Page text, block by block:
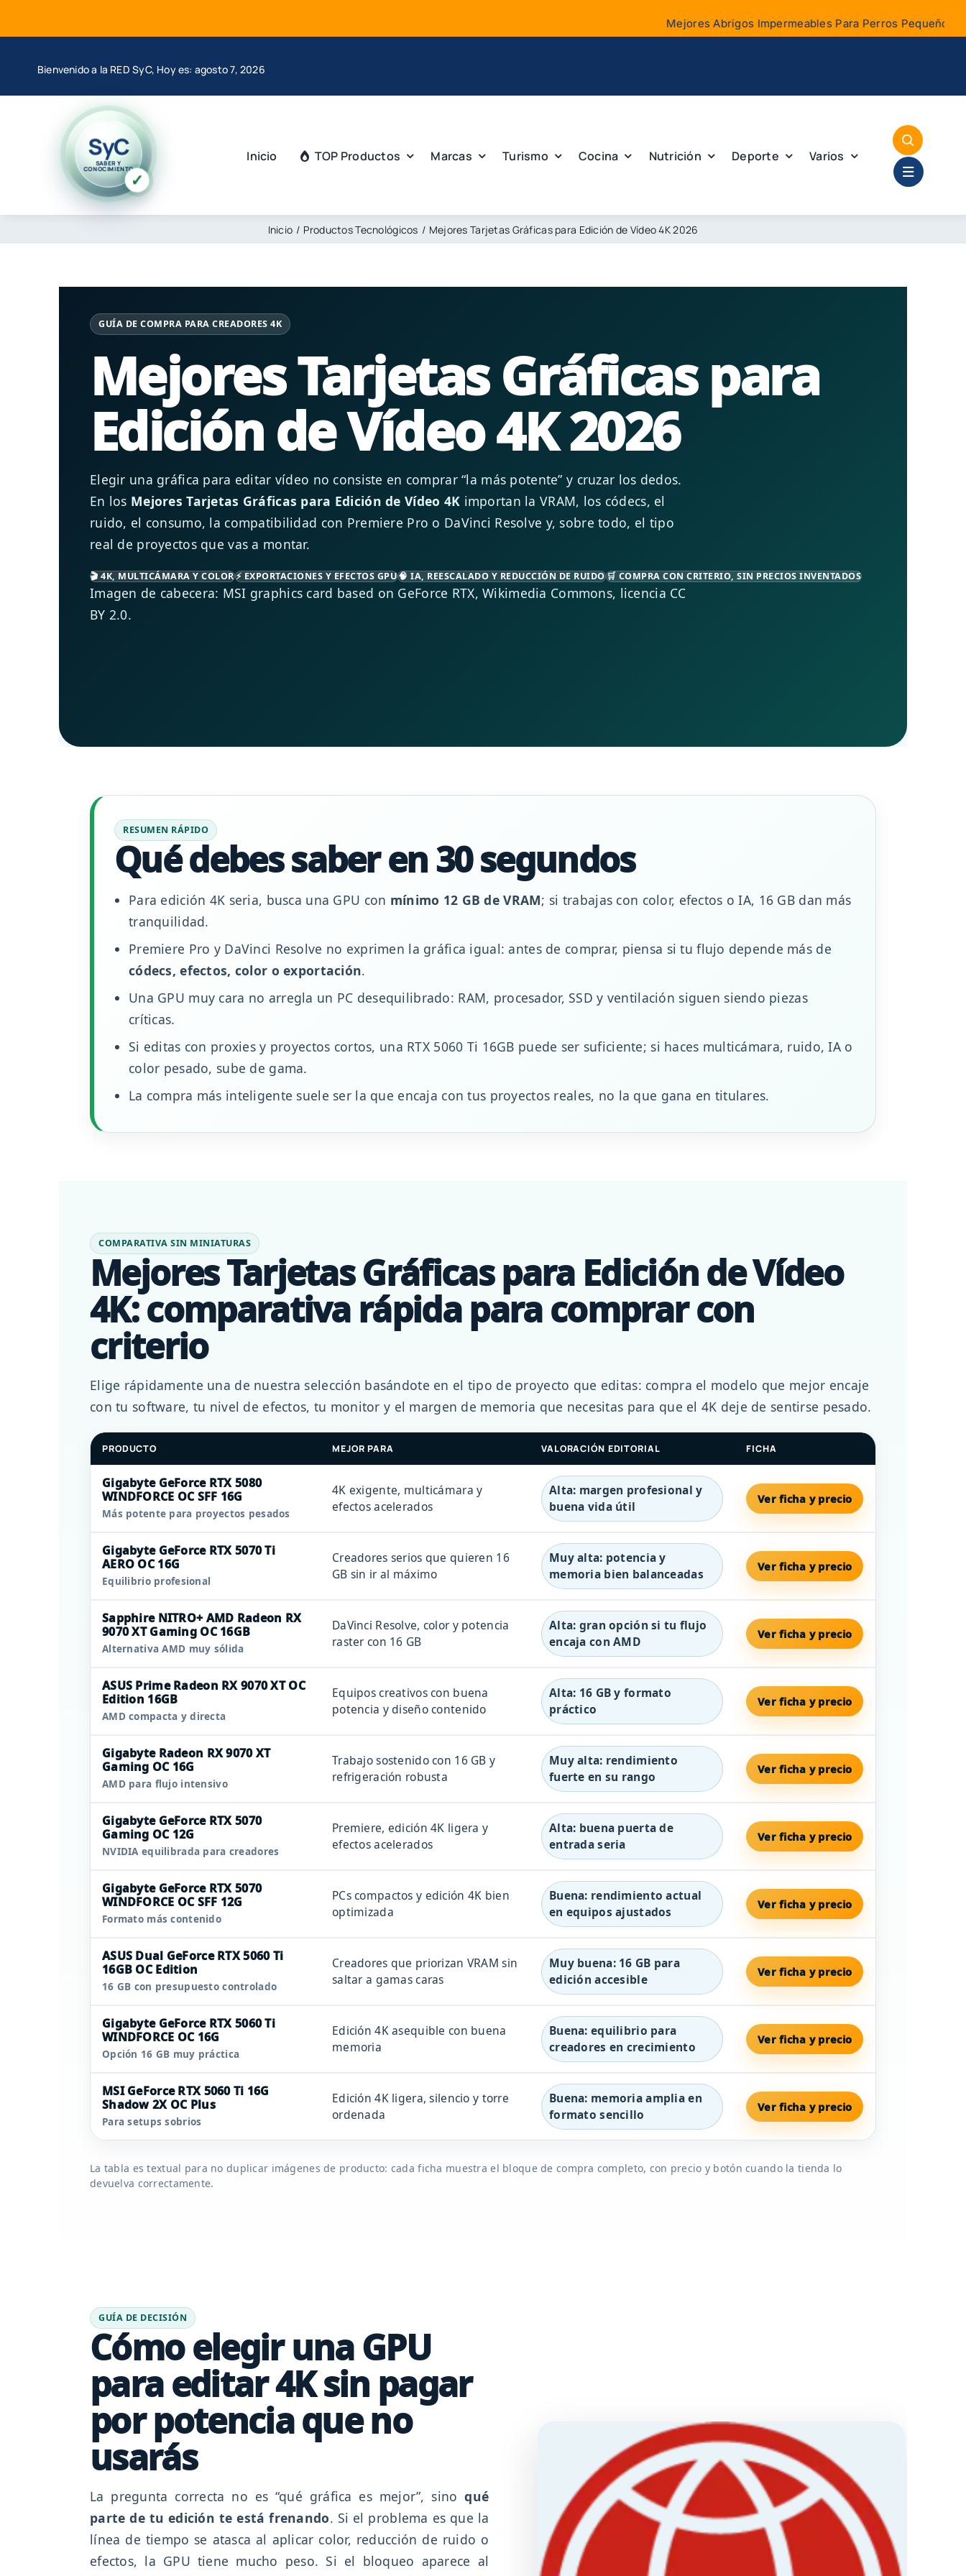
al
Mejores Abrigos Impermeables Para Perros Pequeños 2026
Bienvenido a la RED SyC, Hoy es: agosto 7, 2026
SyC
SABER Y
CONOCIMIENTO
✓
Inicio TOP Productos Marcas Turismo Cocina Nutrición Deporte Varios
Inicio Productos Tecnológicos Mejores Tarjetas Gráficas para Edición de Vídeo 4K 2026
GUÍA DE COMPRA PARA CREADORES 4K
Mejores Tarjetas Gráficas para
Edición de Vídeo 4K 2026
Elegir una gráfica para editar vídeo no consiste en comprar “la más potente” y cruzar los dedos.
En los Mejores Tarjetas Gráficas para Edición de Vídeo 4K importan la VRAM, los códecs, el
ruido, el consumo, la compatibilidad con Premiere Pro o DaVinci Resolve y, sobre todo, el tipo
real de proyectos que vas a montar.
🎬 4K, MULTICÁMARA Y COLOR⚡ EXPORTACIONES Y EFECTOS GPU🧠 IA, REESCALADO Y REDUCCIÓN DE RUIDO🛒 COMPRA CON CRITERIO, SIN PRECIOS INVENTADOS
Imagen de cabecera: MSI graphics card based on GeForce RTX, Wikimedia Commons, licencia CC
BY 2.0.
RESUMEN RÁPIDO
Qué debes saber en 30 segundos
Para edición 4K seria, busca una GPU con mínimo 12 GB de VRAM; si trabajas con color, efectos o IA, 16 GB dan más
tranquilidad.
Premiere Pro y DaVinci Resolve no exprimen la gráfica igual: antes de comprar, piensa si tu flujo depende más de
códecs, efectos, color o exportación.
Una GPU muy cara no arregla un PC desequilibrado: RAM, procesador, SSD y ventilación siguen siendo piezas
críticas.
Si editas con proxies y proyectos cortos, una RTX 5060 Ti 16GB puede ser suficiente; si haces multicámara, ruido, IA o
color pesado, sube de gama.
La compra más inteligente suele ser la que encaja con tus proyectos reales, no la que gana en titulares.
COMPARATIVA SIN MINIATURAS
Mejores Tarjetas Gráficas para Edición de Vídeo
4K: comparativa rápida para comprar con
criterio
Elige rápidamente una de nuestra selección basándote en el tipo de proyecto que editas: compra el modelo que mejor encaje
con tu software, tu nivel de efectos, tu monitor y el margen de memoria que necesitas para que el 4K deje de sentirse pesado.
PRODUCTO MEJOR PARA VALORACIÓN EDITORIAL FICHA
Gigabyte GeForce RTX 5080
WINDFORCE OC SFF 16G
Más potente para proyectos pesados
4K exigente, multicámara y
efectos acelerados
Alta: margen profesional y
buena vida útil
Ver ficha y precio
Gigabyte GeForce RTX 5070 Ti
AERO OC 16G
Equilibrio profesional
Creadores serios que quieren 16
GB sin ir al máximo
Muy alta: potencia y
memoria bien balanceadas
Ver ficha y precio
Sapphire NITRO+ AMD Radeon RX
9070 XT Gaming OC 16GB
Alternativa AMD muy sólida
DaVinci Resolve, color y potencia
raster con 16 GB
Alta: gran opción si tu flujo
encaja con AMD
Ver ficha y precio
ASUS Prime Radeon RX 9070 XT OC
Edition 16GB
AMD compacta y directa
Equipos creativos con buena
potencia y diseño contenido
Alta: 16 GB y formato
práctico
Ver ficha y precio
Gigabyte Radeon RX 9070 XT
Gaming OC 16G
AMD para flujo intensivo
Trabajo sostenido con 16 GB y
refrigeración robusta
Muy alta: rendimiento
fuerte en su rango
Ver ficha y precio
Gigabyte GeForce RTX 5070
Gaming OC 12G
NVIDIA equilibrada para creadores
Premiere, edición 4K ligera y
efectos acelerados
Alta: buena puerta de
entrada seria
Ver ficha y precio
Gigabyte GeForce RTX 5070
WINDFORCE OC SFF 12G
Formato más contenido
PCs compactos y edición 4K bien
optimizada
Buena: rendimiento actual
en equipos ajustados
Ver ficha y precio
ASUS Dual GeForce RTX 5060 Ti
16GB OC Edition
16 GB con presupuesto controlado
Creadores que priorizan VRAM sin
saltar a gamas caras
Muy buena: 16 GB para
edición accesible
Ver ficha y precio
Gigabyte GeForce RTX 5060 Ti
WINDFORCE OC 16G
Opción 16 GB muy práctica
Edición 4K asequible con buena
memoria
Buena: equilibrio para
creadores en crecimiento
Ver ficha y precio
MSI GeForce RTX 5060 Ti 16G
Shadow 2X OC Plus
Para setups sobrios
Edición 4K ligera, silencio y torre
ordenada
Buena: memoria amplia en
formato sencillo
Ver ficha y precio
La tabla es textual para no duplicar imágenes de producto: cada ficha muestra el bloque de compra completo, con precio y botón cuando la tienda lo
devuelva correctamente.
GUÍA DE DECISIÓN
Cómo elegir una GPU
para editar 4K sin pagar
por potencia que no
usarás
La pregunta correcta no es “qué gráfica es mejor”, sinoqué
parte de tu edición te está frenando. Si el problema es que la
línea de tiempo se atasca al aplicar color, reducción de ruido o
efectos, la GPU tiene mucho peso. Si el bloqueo aparece al